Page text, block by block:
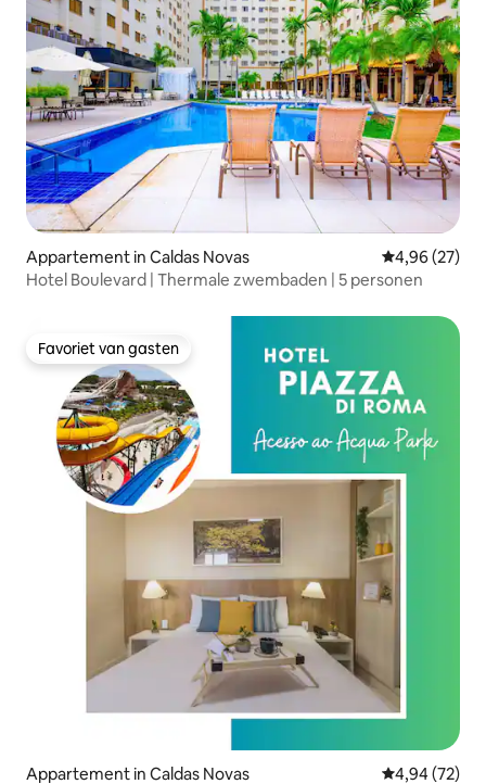
Appartement in Caldas Novas Gemiddelde
4,96 (27)
Hotel Boulevard | Thermale zwembaden | 5 personen
Favoriet van gasten
Favoriet van gasten
Appartement in Caldas Novas Gemiddelde
4,94 (72)